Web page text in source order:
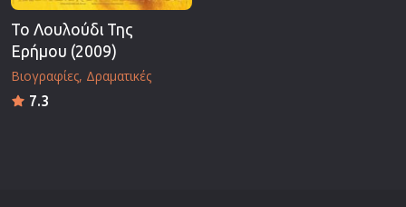
Το Λουλούδι Της
Ερήμου (2009)
Βιογραφίες Δραματικές
7.3